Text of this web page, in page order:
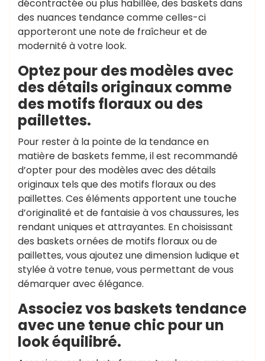
décontractée ou plus habillée, des baskets dans
des nuances tendance comme celles-ci
apporteront une note de fraîcheur et de
modernité à votre look.
Optez pour des modèles avec
des détails originaux comme
des motifs floraux ou des
paillettes.
Pour rester à la pointe de la tendance en
matière de baskets femme, il est recommandé
d’opter pour des modèles avec des détails
originaux tels que des motifs floraux ou des
paillettes. Ces éléments apportent une touche
d’originalité et de fantaisie à vos chaussures, les
rendant uniques et attrayantes. En choisissant
des baskets ornées de motifs floraux ou de
paillettes, vous ajoutez une dimension ludique et
stylée à votre tenue, vous permettant de vous
démarquer avec élégance.
Associez vos baskets tendance
avec une tenue chic pour un
look équilibré.